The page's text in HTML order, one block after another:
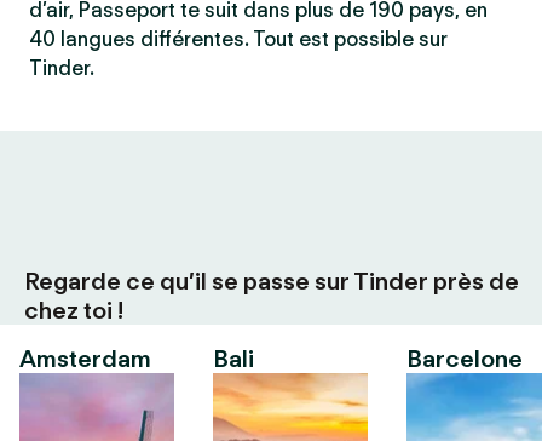
d’air, Passeport te suit dans plus de 190 pays, en
40 langues différentes. Tout est possible sur
Tinder.
Regarde ce qu’il se passe sur Tinder près de
chez toi !
Amsterdam
Bali Barcelone